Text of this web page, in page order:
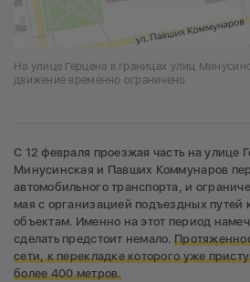
На улице Герцена в границах улиц
движение временно ограничено
С 12 февраля проезжая часть на улице
Минусинская и Павших Коммунаров
автомобильного транспорта, и
мая с организацией подъездных
объектам. Именно на этот период
сделать предстоит немало.
сети, к перекладке которого уже
более 400 метров.